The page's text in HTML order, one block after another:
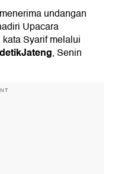
undangan
Upacara
Syarif melalui
detikJateng, Senin